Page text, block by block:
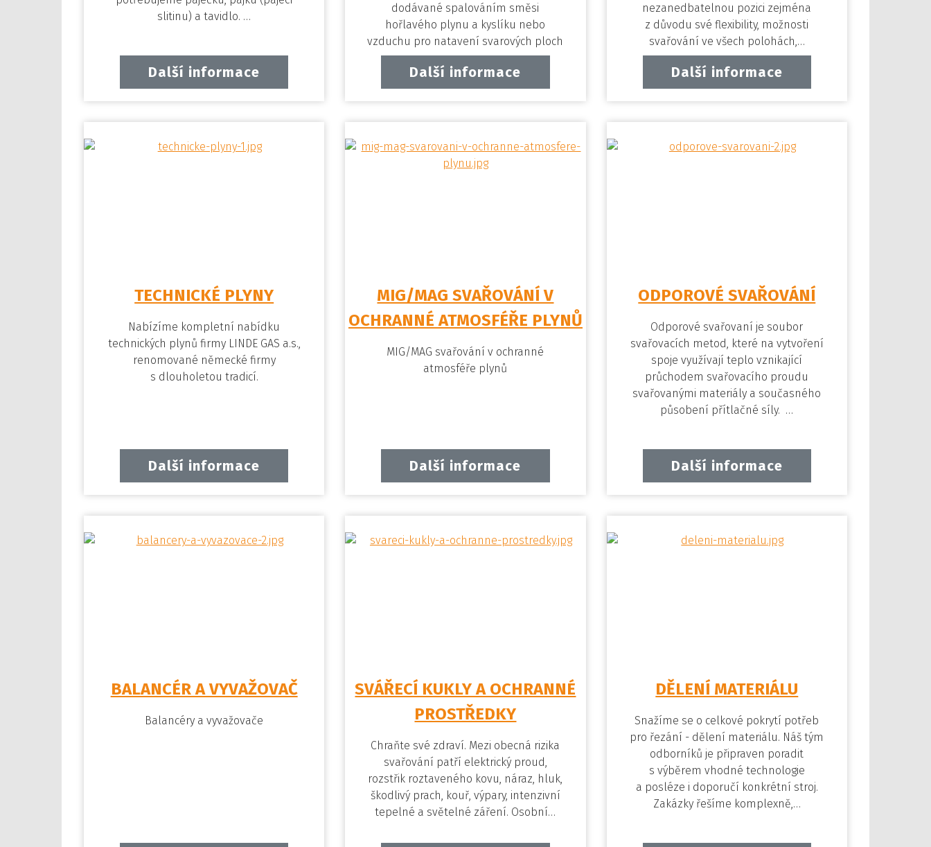
slitinu) a tavidlo. …
Další informace
dodávané spalováním směsi
hořlavého plynu a kyslíku nebo
vzduchu pro natavení svarových ploch
a…
Další informace
nezanedbatelnou pozici zejména
z důvodu své flexibility, možnosti
svařování ve všech polohách,…
Další informace
TECHNICKÉ PLYNY
Nabízíme kompletní nabídku
technických plynů firmy LINDE GAS a.s.,
renomované německé firmy
s dlouholetou tradicí.
Další informace
MIG/MAG SVAŘOVÁNÍ V
OCHRANNÉ ATMOSFÉŘE PLYNŮ
MIG/MAG svařování v ochranné
atmosféře plynů
Další informace
ODPOROVÉ SVAŘOVÁNÍ
Odporové svařovaní je soubor
svařovacích metod, které na vytvoření
spoje využívají teplo vznikající
průchodem svařovacího proudu
svařovanými materiály a současného
působení přítlačné síly. …
Další informace
BALANCÉR A VYVAŽOVAČ
Balancéry a vyvažovače
SVÁŘECÍ KUKLY A OCHRANNÉ
PROSTŘEDKY
Chraňte své zdraví. Mezi obecná rizika
svařování patří elektrický proud,
rozstřik roztaveného kovu, náraz, hluk,
škodlivý prach, kouř, výpary, intenzivní
tepelné a světelné záření. Osobní…
DĚLENÍ MATERIÁLU
Snažíme se o celkové pokrytí potřeb
pro řezání - dělení materiálu. Náš tým
odborníků je připraven poradit
s výběrem vhodné technologie
a posléze i doporučí konkrétní stroj.
Zakázky řešíme komplexně,…